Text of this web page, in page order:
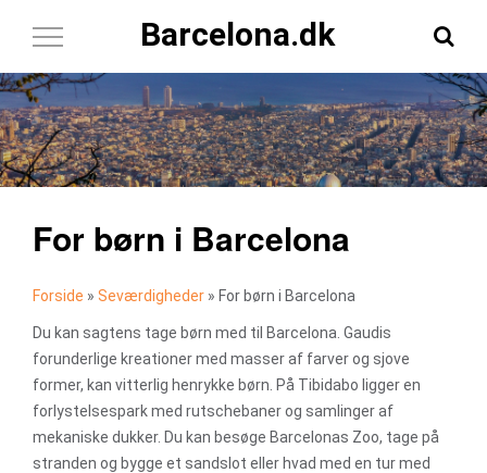
Barcelona.dk
Toggle
For børn i Barcelona
Forside » Seværdigheder » For børn i Barcelona
Du kan sagtens tage børn med til Barcelona. Gaudis
forunderlige kreationer med masser af farver og sjove
former, kan vitterlig henrykke børn. På Tibidabo ligger en
forlystelsespark med rutschebaner og samlinger af
mekaniske dukker. Du kan besøge Barcelonas Zoo, tage på
stranden og bygge et sandslot eller hvad med en tur med